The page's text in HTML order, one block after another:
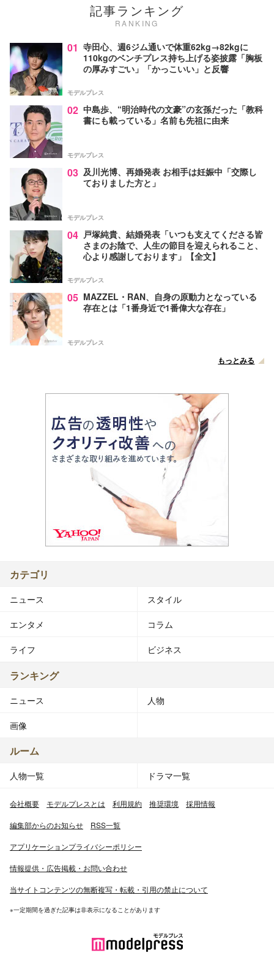
記事ランキング
RANKING
01 寺田心、週6ジム通いで体重62kg→82kgに
110kgのベンチプレス持ち上げる姿披露「胸板
の厚みすごい」「かっこいい」と反響
モデルプレス
02 中島歩、“明治時代の文豪”の玄孫だった「教科
書にも載っている」名前も先祖に由来
モデルプレス
03 及川光博、再婚発表 お相手は妊娠中「交際し
ておりました方と」
モデルプレス
04 戸塚純貴、結婚発表「いつも支えてくださる皆
さまのお陰で、人生の節目を迎えられること、
心より感謝しております」【全文】
モデルプレス
05 MAZZEL・RAN、自身の原動力となっている
存在とは「1番身近で1番偉大な存在」
モデルプレス
もっとみる
カテゴリ
ニュース スタイル
エンタメ コラム
ライフ ビジネス
ランキング
ニュース 人物
画像
ルーム
人物一覧 ドラマ一覧
会社概要 モデルプレスとは 利用規約 推奨環境 採用情報
編集部からのお知らせ RSS一覧
アプリケーションプライバシーポリシー
情報提供・広告掲載・お問い合わせ
当サイトコンテンツの無断複写・転載・引用の禁止について
※一定期間を過ぎた記事は非表示になることがあります